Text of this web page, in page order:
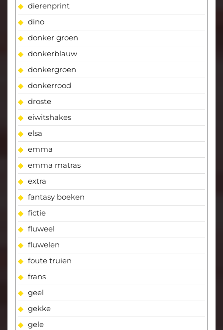
dierenprint
dino
donker groen
donkerblauw
donkergroen
donkerrood
droste
eiwitshakes
elsa
emma
emma matras
extra
fantasy boeken
fictie
fluweel
fluwelen
foute truien
frans
geel
gekke
gele